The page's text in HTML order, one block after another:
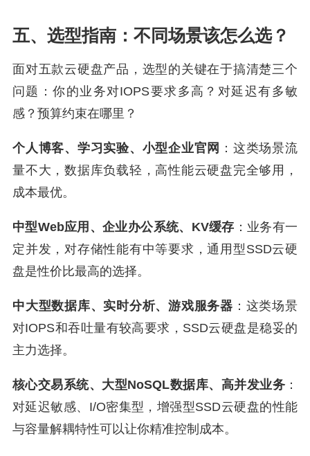
五、选型指南：不同场景该怎么选？
面对五款云硬盘产品，选型的关键在于搞清楚三个
问题：你的业务对IOPS要求多高？对延迟有多敏
感？预算约束在哪里？
个人博客、学习实验、小型企业官网 ：这类场景流
量不大，数据库负载轻，高性能云硬盘完全够用，
成本最优。
中型Web应用、企业办公系统、KV缓存 ：业务有一
定并发，对存储性能有中等要求，通用型SSD云硬
盘是性价比最高的选择。
中大型数据库、实时分析、游戏服务器 ：这类场景
对IOPS和吞吐量有较高要求，SSD云硬盘是稳妥的
主力选择。
核心交易系统、大型NoSQL数据库、高并发业务 ：
对延迟敏感、I/O密集型，增强型SSD云硬盘的性能
与容量解耦特性可以让你精准控制成本。